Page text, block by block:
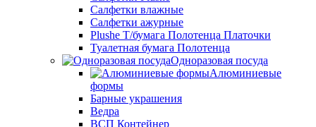
Салфетки влажные
Салфетки ажурные
Plushe Т/бумага Полотенца Платочки
Туалетная бумага Полотенца
Одноразовая посуда
Алюминиевые
формы
Барные украшения
Ведра
ВСП Контейнер